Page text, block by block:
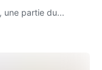
une partie du...